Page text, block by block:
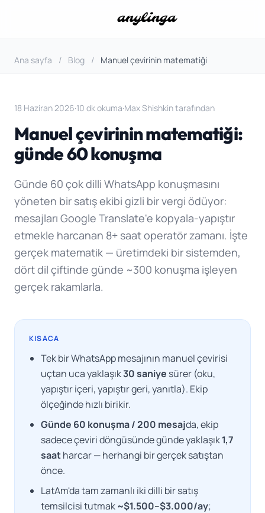
Ana sayfa / Blog / Manuel çevirinin matematiği
18 Haziran 2026·10 dk okuma·Max Shishkin tarafından
Manuel çevirinin matematiği:
günde 60 konuşma
Günde 60 çok dilli WhatsApp konuşmasını
yöneten bir satış ekibi gizli bir vergi ödüyor:
mesajları Google Translate'e kopyala-yapıştır
etmekle harcanan 8+ saat operatör zamanı. İşte
gerçek matematik — üretimdeki bir sistemden,
dört dil çiftinde günde ~300 konuşma işleyen
gerçek rakamlarla.
KISACA
Tek bir WhatsApp mesajının manuel çevirisi
uçtan uca yaklaşık30 saniye sürer (oku,
yapıştır içeri, yapıştır geri, yanıtla). Ekip
ölçeğinde hızlı birikir.
Günde 60 konuşma / 200 mesajda, ekip
sadece çeviri döngüsünde günde yaklaşık1,7
saatharcar — herhangi bir gerçek satıştan
önce.
LatAm'da tam zamanlı iki dilli bir satış
temsilcisi tutmak~$1.500–$3.000/ay;